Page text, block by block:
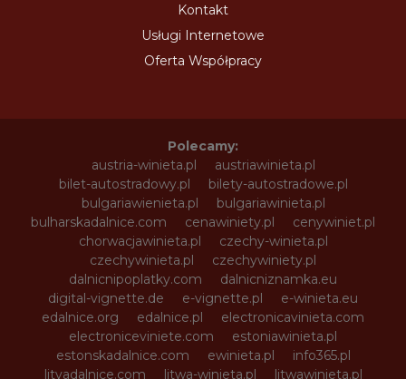
Kontakt
Usługi Internetowe
Oferta Współpracy
Polecamy:
austria-winieta.pl
austriawinieta.pl
bilet-autostradowy.pl
bilety-autostradowe.pl
bulgariawienieta.pl
bulgariawinieta.pl
bulharskadalnice.com
cenawiniety.pl
cenywiniet.pl
chorwacjawinieta.pl
czechy-winieta.pl
czechywinieta.pl
czechywiniety.pl
dalnicnipoplatky.com
dalnicniznamka.eu
digital-vignette.de
e-vignette.pl
e-winieta.eu
edalnice.org
edalnice.pl
electronicavinieta.com
electroniceviniete.com
estoniawinieta.pl
estonskadalnice.com
ewinieta.pl
info365.pl
litvadalnice.com
litwa-winieta.pl
litwawinieta.pl